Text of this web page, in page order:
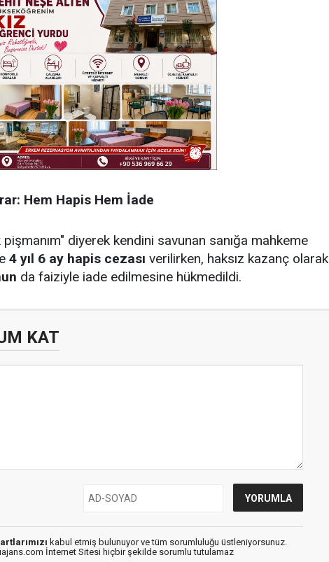
Hem Hapis Hem İade
diyerek kendini savunan sanığa mahkeme
4 yıl 6 ay hapis cezası verilirken, haksız kazanç olarak
da faiziyle iade edilmesine hükmedildi.
KAT
kabul etmiş bulunuyor ve tüm sorumluluğu üstleniyorsunuz.
İnternet Sitesi hiçbir şekilde sorumlu tutulamaz